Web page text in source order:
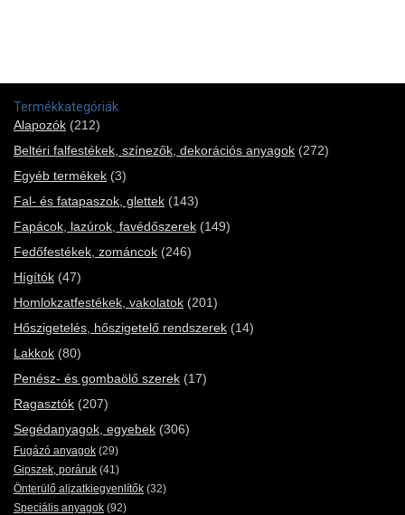
Termékkategóriák
Alapozók (212)
Beltéri falfestékek, színezők, dekorációs anyagok (272)
Egyéb termékek (3)
Fal- és fatapaszok, glettek (143)
Fapácok, lazúrok, favédőszerek (149)
Fedőfestékek, zománcok (246)
Hígítók (47)
Homlokzatfestékek, vakolatok (201)
Hőszigetelés, hőszigetelő rendszerek (14)
Lakkok (80)
Penész- és gombaölő szerek (17)
Ragasztók (207)
Segédanyagok, egyebek (306)
Fugázó anyagok (29)
Gipszek, poráruk (41)
Önterülő aljzatkiegyenlítők (32)
Speciális anyagok (92)